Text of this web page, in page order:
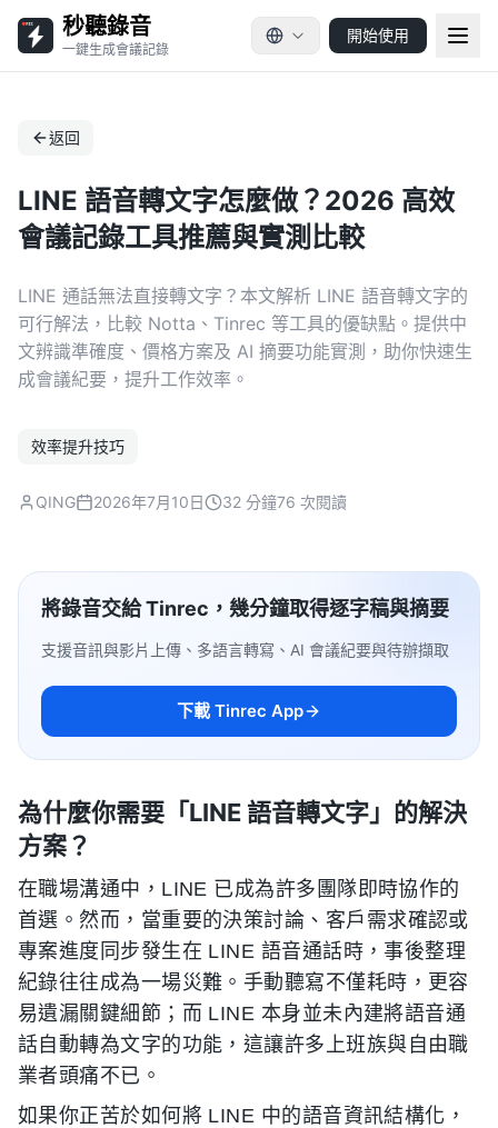
秒聽錄音
一鍵生成會議記錄
開始使用
返回
LINE 語音轉文字怎麼做？2026 高效
會議記錄工具推薦與實測比較
LINE 通話無法直接轉文字？本文解析 LINE 語音轉文字的
可行解法，比較 Notta、Tinrec 等工具的優缺點。提供中
文辨識準確度、價格方案及 AI 摘要功能實測，助你快速生
成會議紀要，提升工作效率。
效率提升技巧
QING 2026年7月10日 32 分鐘76 次閱讀
將錄音交給 Tinrec，幾分鐘取得逐字稿與摘要
支援音訊與影片上傳、多語言轉寫、AI 會議紀要與待辦擷取
下載 Tinrec App
為什麼你需要「LINE 語音轉文字」的解決
方案？
在職場溝通中，LINE 已成為許多團隊即時協作的
首選。然而，當重要的決策討論、客戶需求確認或
專案進度同步發生在 LINE 語音通話時，事後整理
紀錄往往成為一場災難。手動聽寫不僅耗時，更容
易遺漏關鍵細節；而 LINE 本身並未內建將語音通
話自動轉為文字的功能，這讓許多上班族與自由職
業者頭痛不已。
如果你正苦於如何將 LINE 中的語音資訊結構化，